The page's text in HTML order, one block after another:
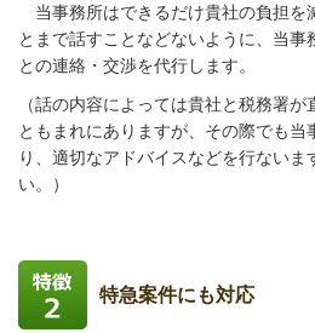
当事務所はできるだけ貴社の負担を
とまで話すことなどないように、当
との連絡・交渉を代行します。
（話の内容によっては貴社と税務署
ともまれにありますが、その際でも当
り、適切なアドバイスなどを行ないま
い。）
特急案件にも対応